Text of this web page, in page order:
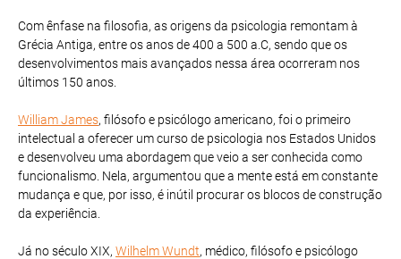
Com ênfase na filosofia, as origens da psicologia remontam à
Grécia Antiga, entre os anos de 400 a 500 a.C, sendo que os
desenvolvimentos mais avançados nessa área ocorreram nos
últimos 150 anos.
William James, filósofo e psicólogo americano, foi o primeiro
intelectual a oferecer um curso de psicologia nos Estados Unidos
e desenvolveu uma abordagem que veio a ser conhecida como
funcionalismo. Nela, argumentou que a mente está em constante
mudança e que, por isso, é inútil procurar os blocos de construção
da experiência.
Já no século XIX, Wilhelm Wundt, médico, filósofo e psicólogo